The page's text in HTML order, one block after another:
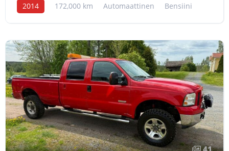
2014 172,000 km Automaattinen Bensiini